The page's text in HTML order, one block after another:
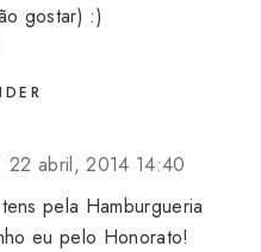
gostar) :)
22 abril, 2014 14:40
pela Hamburgueria
eu pelo Honorato!